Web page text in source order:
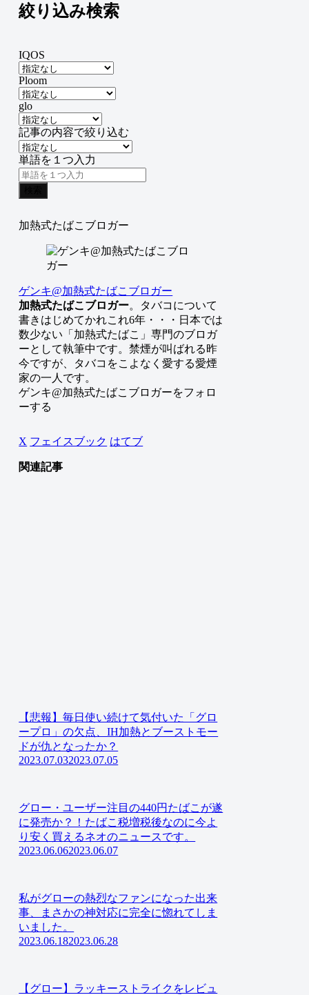
絞り込み検索
IQOS
Ploom
glo
記事の内容で絞り込む
単語を１つ入力
加熱式たばこブロガー
ゲンキ@加熱式たばこブロガー
加熱式たばこブロガー。タバコについて
書きはじめてかれこれ6年・・・日本では
数少ない「加熱式たばこ」専門のブロガ
ーとして執筆中です。禁煙が叫ばれる昨
今ですが、タバコをこよなく愛する愛煙
家の一人です。
ゲンキ@加熱式たばこブロガーをフォロ
ーする
X フェイスブック はてブ
関連記事
【悲報】毎日使い続けて気付いた「グロ
ープロ」の欠点、IH加熱とブーストモー
ドが仇となったか？
2023.07.032023.07.05
グロー・ユーザー注目の440円たばこが遂
に発売か？！たばこ税増税後なのに今よ
り安く買えるネオのニュースです。
2023.06.062023.06.07
私がグローの熱烈なファンになった出来
事、まさかの神対応に完全に惚れてしま
いました。
2023.06.182023.06.28
【グロー】ラッキーストライクをレビュ